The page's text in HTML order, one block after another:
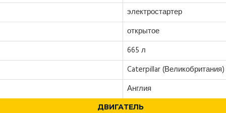
электростартер
открытое
665 л
Caterpillar (Великобритания)
Англия
ДВИГАТЕЛЬ